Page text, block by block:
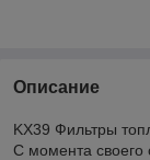
Описание
KX39 Фильтры
С момента своего